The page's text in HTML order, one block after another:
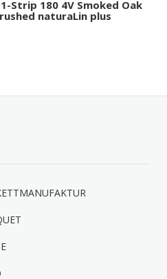
ICP备18058192号 服务热线: 400-037-
by